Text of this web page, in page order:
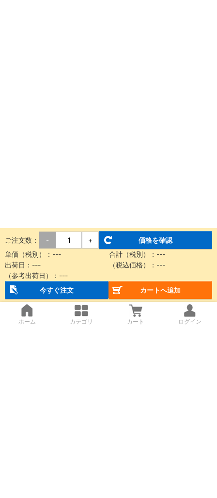
ご注文数： - +
価格を確認
単価（税別）： --- 合計（税別）： ---
出荷日： --- （税込価格）： ---
（参考出荷日）： ---
今すぐ注文
カートへ追加
ホーム カテゴリ カート ログイン